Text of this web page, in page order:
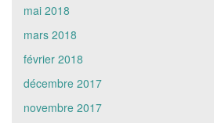
mai 2018
mars 2018
février 2018
décembre 2017
novembre 2017